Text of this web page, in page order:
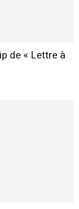
de « Lettre à